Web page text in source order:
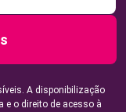
A disponibilização
e o direito de acesso à